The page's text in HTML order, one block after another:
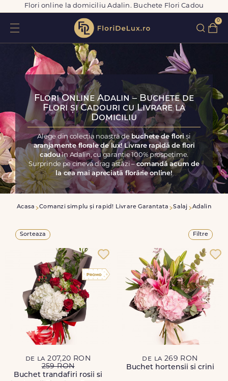
Flori online la domiciliu Adalin. Buchete Flori Cadou
0
Flori Online Adalin – Buchete de
Flori și Cadouri cu Livrare la
Domiciliu
Alege din colecția noastră de buchete de floriși
aranjamente florale de lux! Livrare rapidă de flori
cadouîn Adalin, cu garanție 100% prospețime.
Surprinde pe cineva drag astăzi –comandă acum de
la cea mai apreciată florărie online!
Acasa Comanzi simplu și rapid! Livrare Garantata Salaj Adalin
Sorteaza Filtre
de la 207,20 RON
259 RON
Buchet trandafiri rosii si
de la 269 RON
Buchet hortensii si crini